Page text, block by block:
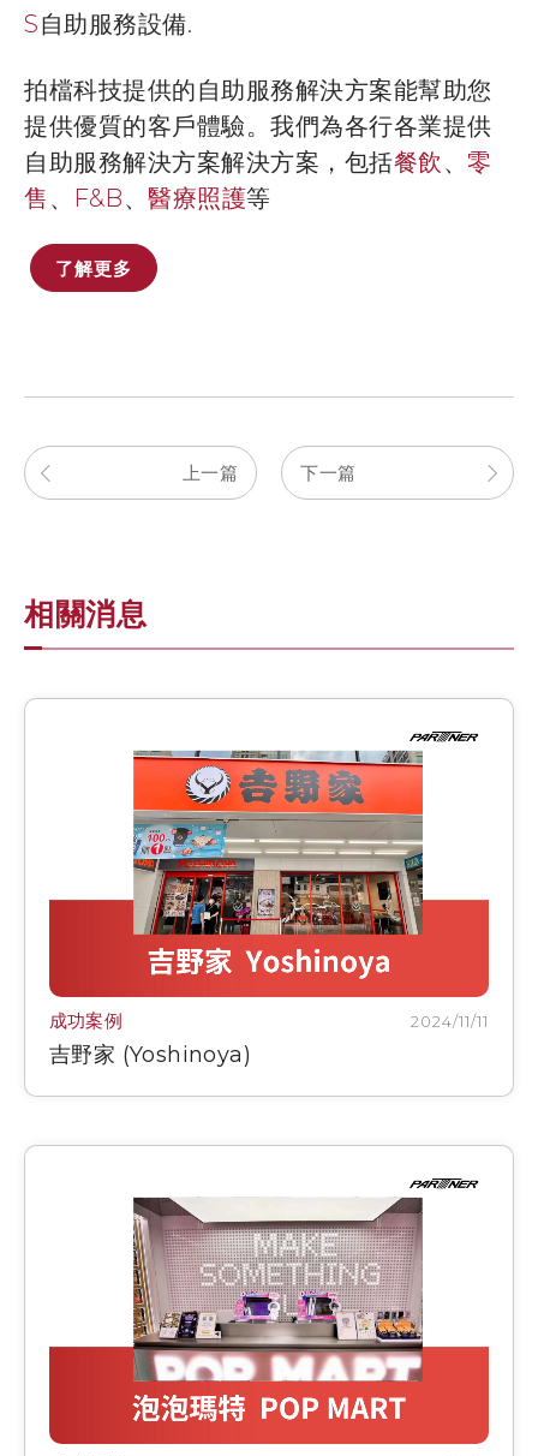
S自助服務設備.
拍檔科技提供的自助服務解決方案能幫助您
提供優質的客戶體驗。我們為各行各業提供
自助服務解決方案解決方案，包括餐飲 、 零
售 、 F&B、 醫療照護等
了解更多
上一篇 下一篇
相關消息
成功案例 2024/11/11
吉野家 (Yoshinoya)